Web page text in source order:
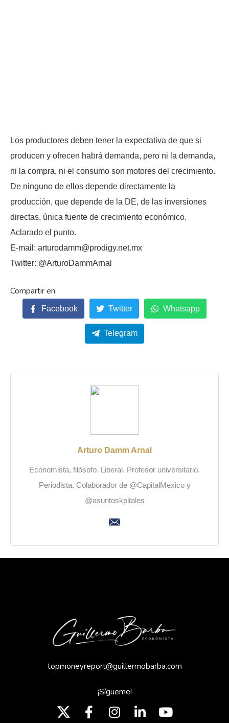
Los productores deben tener la expectativa de que si
producen y ofrecen habrá demanda, pero ni la demanda,
ni la compra, ni el consumo son motores del crecimiento.
De ninguno de ellos depende directamente la
producción, que depende de la DE, de las inversiones
directas, única fuente de crecimiento económico.
Aclarado el punto.
E-mail: arturodamm@prodigy.net.mx
Twitter: @ArturoDammArnal
Facebook Twitter Whatsapp
Telegram
Arturo Damm Arnal
Economista, filósofo. Liberal. Profesor universitario.
Periodista. Colaborador de @CapitalMexico y
@asuntoskpitales
topmoneyreport@guillermobarba.com
¡Sígueme!